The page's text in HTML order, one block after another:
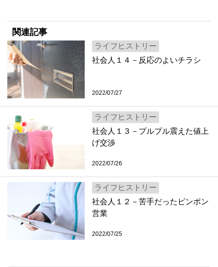
関連記事
ライフヒストリー
2022/07/27
社会人１４－反応のよいチラシ
ライフヒストリー
2022/07/26
社会人１３－プルプル震えた値上
げ交渉
ライフヒストリー
2022/07/25
社会人１２－苦手だったピンポン
営業